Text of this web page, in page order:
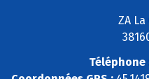
ZA
Téléphone